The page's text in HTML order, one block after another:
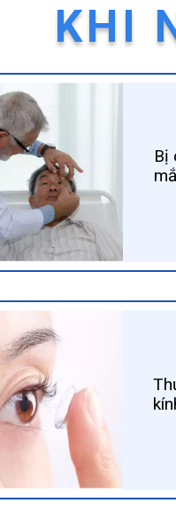
KHI
Bị